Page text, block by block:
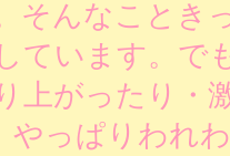
そんなことき
ています。で
上がったり・
やっぱりわれ